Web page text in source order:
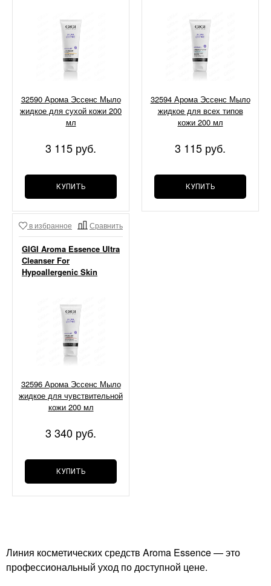
32590 Арома Эссенс Мыло
жидкое для сухой кожи 200
мл
3 115 руб.
КУПИТЬ
32594 Арома Эссенс Мыло
жидкое для всех типов
кожи 200 мл
3 115 руб.
КУПИТЬ
в избранное Сравнить
GIGI Aroma Essence Ultra
Cleanser For
Hypoallergenic Skin
32596 Арома Эссенс Мыло
жидкое для чувствительной
кожи 200 мл
3 340 руб.
КУПИТЬ
Линия косметических средств Aroma Essence — это
профессиональный уход по доступной цене.